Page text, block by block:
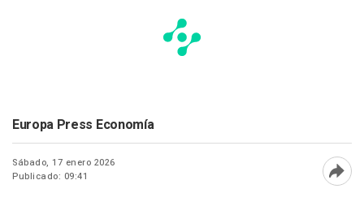
Europa Press Economía
Sábado, 17 enero 2026
Publicado: 09:41